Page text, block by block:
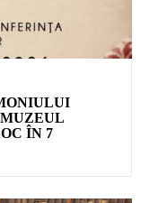
ÎN 7